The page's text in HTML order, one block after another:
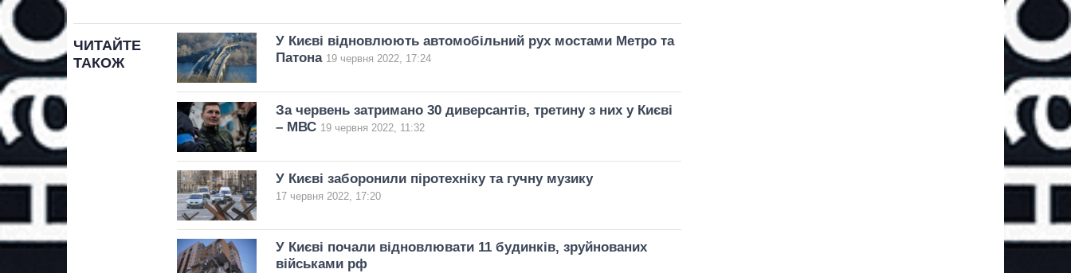
ЧИТАЙТЕ
ТАКОЖ
У Києві відновлюють автомобільний рух мостами Метро та
Патона 19 червня 2022, 17:24
За червень затримано 30 диверсантів, третину з них у Києві
– МВС 19 червня 2022, 11:32
У Києві заборонили піротехніку та гучну музику
17 червня 2022, 17:20
У Києві почали відновлювати 11 будинків, зруйнованих
військами рф